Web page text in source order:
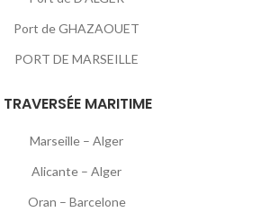
Port de GHAZAOUET
PORT DE MARSEILLE
TRAVERSÉE MARITIME
Marseille – Alger
Alicante – Alger
Oran – Barcelone